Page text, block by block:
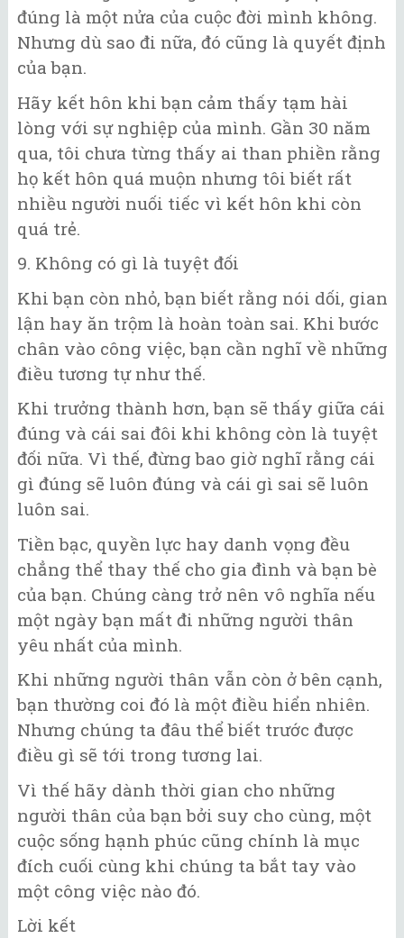
đúng là một nửa của cuộc đời mình không.
Nhưng dù sao đi nữa, đó cũng là quyết định
của bạn.
Hãy kết hôn khi bạn cảm thấy tạm hài
lòng với sự nghiệp của mình. Gần 30 năm
qua, tôi chưa từng thấy ai than phiền rằng
họ kết hôn quá muộn nhưng tôi biết rất
nhiều người nuối tiếc vì kết hôn khi còn
quá trẻ.
9. Không có gì là tuyệt đối
Khi bạn còn nhỏ, bạn biết rằng nói dối, gian
lận hay ăn trộm là hoàn toàn sai. Khi bước
chân vào công việc, bạn cần nghĩ về những
điều tương tự như thế.
Khi trưởng thành hơn, bạn sẽ thấy giữa cái
đúng và cái sai đôi khi không còn là tuyệt
đối nữa. Vì thế, đừng bao giờ nghĩ rằng cái
gì đúng sẽ luôn đúng và cái gì sai sẽ luôn
luôn sai.
Tiền bạc, quyền lực hay danh vọng đều
chẳng thể thay thế cho gia đình và bạn bè
của bạn. Chúng càng trở nên vô nghĩa nếu
một ngày bạn mất đi những người thân
yêu nhất của mình.
Khi những người thân vẫn còn ở bên cạnh,
bạn thường coi đó là một điều hiển nhiên.
Nhưng chúng ta đâu thể biết trước được
điều gì sẽ tới trong tương lai.
Vì thế hãy dành thời gian cho những
người thân của bạn bởi suy cho cùng, một
cuộc sống hạnh phúc cũng chính là mục
đích cuối cùng khi chúng ta bắt tay vào
một công việc nào đó.
Lời kết